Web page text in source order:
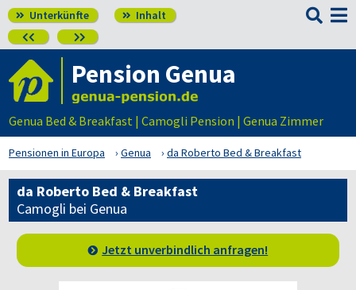
 Unterkünfte  Inhalt
 

Pension Genua
Genua Bed & Breakfast | Camogli Pension | Genua Zimmer
Pensionen in Europa Genua da Roberto Bed & Breakfast
da Roberto Bed & Breakfast
Camogli bei Genua
Jetzt unverbindlich anfragen!